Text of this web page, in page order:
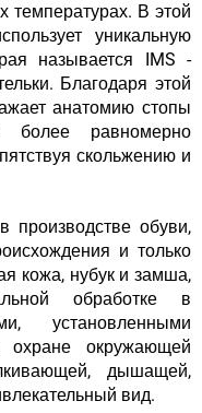
температурах. В этой
уникальную
называется IMS -
Благодаря этой
анатомию стопы
более равномерно
скольжению и
производстве обуви,
и только
кожа, нубук и замша,
обработке в
установленными
охране окружающей
дышащей,
вид.